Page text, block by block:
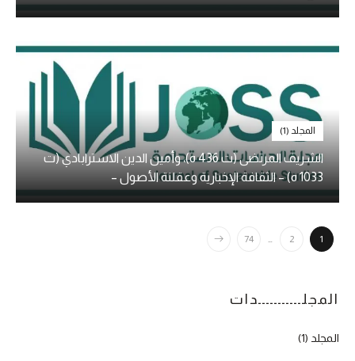
المجلـــــــــــدات
المجلد (1)
المجلد (1)
الشريف المرتضى (ت 436 ه)، وأمين الدين الاسترابادي (ت
1033 ه) – الثقافة الإخبارية وعقلنة الأصول –
1
2
…
74